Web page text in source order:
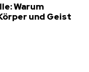
Warum
und Geist